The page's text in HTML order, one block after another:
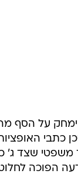
על הסף
כתבי
משפטי שצד
הפוכה